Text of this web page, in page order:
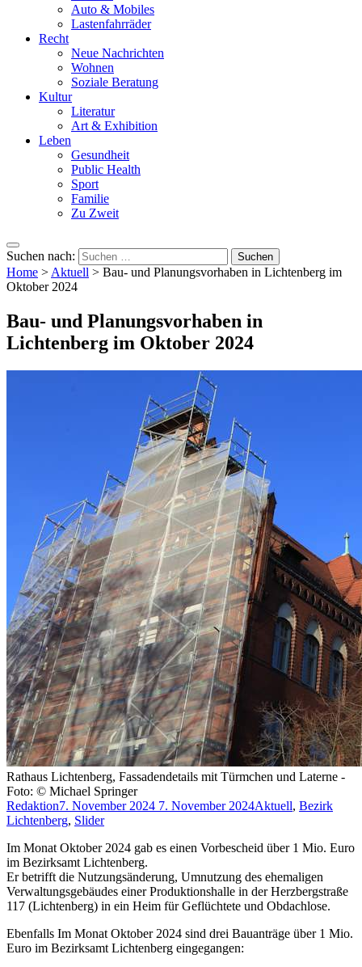
Auto & Mobiles
Lastenfahrräder
Recht
Neue Nachrichten
Wohnen
Soziale Beratung
Kultur
Literatur
Art & Exhibition
Leben
Gesundheit
Public Health
Sport
Familie
Zu Zweit
Suchen nach:
Home > Aktuell > Bau- und Planungsvorhaben in Lichtenberg im
Oktober 2024
Bau- und Planungsvorhaben in
Lichtenberg im Oktober 2024
Rathaus Lichtenberg, Fassadendetails mit Türmchen und Laterne -
Foto: © Michael Springer
Redaktion7. November 2024 7. November 2024Aktuell, Bezirk
Lichtenberg, Slider
Im Monat Oktober 2024 gab es einen Vorbescheid über 1 Mio. Euro
im Bezirksamt Lichtenberg.
Er betrifft die Nutzungsänderung, Umnutzung des ehemaligen
Verwaltungsgebäudes einer Produktionshalle in der Herzbergstraße
117 (Lichtenberg) in ein Heim für Geflüchtete und Obdachlose.
Ebenfalls Im Monat Oktober 2024 sind drei Bauanträge über 1 Mio.
Euro im Bezirksamt Lichtenberg eingegangen: